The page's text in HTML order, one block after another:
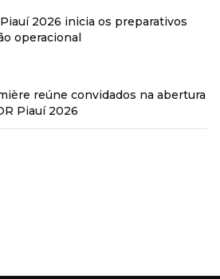
Piauí 2026 inicia os preparativos
operacional
reúne convidados na abertura
Piauí 2026